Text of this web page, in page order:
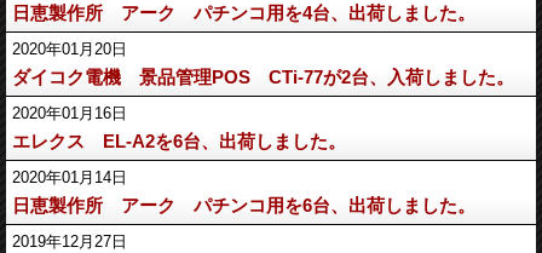
日恵製作所 アーク パチンコ用を4台、出荷しました。
2020年01月20日
ダイコク電機 景品管理POS CTi-77が2台、入荷しました。
2020年01月16日
エレクス EL-A2を6台、出荷しました。
2020年01月14日
日恵製作所 アーク パチンコ用を6台、出荷しました。
2019年12月27日